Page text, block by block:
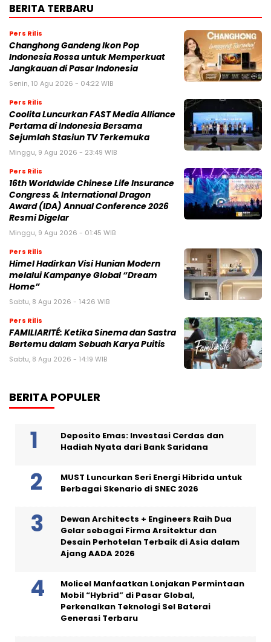
BERITA TERBARU
Pers Rilis
Changhong Gandeng Ikon Pop
Indonesia Rossa untuk Memperkuat
Jangkauan di Pasar Indonesia
Senin, 10 Agu 2026 - 04:22 WIB
Pers Rilis
Coolita Luncurkan FAST Media Alliance
Pertama di Indonesia Bersama
Sejumlah Stasiun TV Terkemuka
Minggu, 9 Agu 2026 - 23:49 WIB
Pers Rilis
16th Worldwide Chinese Life Insurance
Congress & International Dragon
Award (IDA) Annual Conference 2026
Resmi Digelar
Minggu, 9 Agu 2026 - 01:45 WIB
Pers Rilis
Himel Hadirkan Visi Hunian Modern
melalui Kampanye Global “Dream
Home”
Sabtu, 8 Agu 2026 - 14:26 WIB
Pers Rilis
FAMILIARITÉ: Ketika Sinema dan Sastra
Bertemu dalam Sebuah Karya Puitis
Sabtu, 8 Agu 2026 - 14:19 WIB
BERITA POPULER
Deposito Emas: Investasi Cerdas dan
Hadiah Nyata dari Bank Saridana
MUST Luncurkan Seri Energi Hibrida untuk
Berbagai Skenario di SNEC 2026
Dewan Architects + Engineers Raih Dua
Gelar sebagai Firma Arsitektur dan
Desain Perhotelan Terbaik di Asia dalam
Ajang AADA 2026
Molicel Manfaatkan Lonjakan Permintaan
Mobil “Hybrid” di Pasar Global,
Perkenalkan Teknologi Sel Baterai
Generasi Terbaru